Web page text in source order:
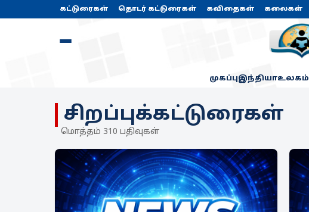
கட்டுரைகள் தொடர் கட்டுரைகள் கவிதைகள் கலைகள்
முகப்புஇந்தியாஉலகம்
சிறப்புக்கட்டுரைகள்
மொத்தம் 310 பதிவுகள்